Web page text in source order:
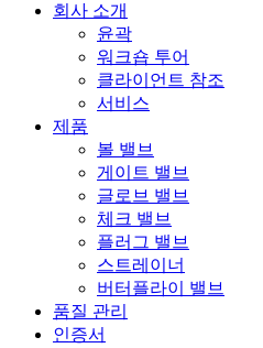
회사 소개
윤곽
워크숍 투어
클라이언트 참조
서비스
제품
볼 밸브
게이트 밸브
글로브 밸브
체크 밸브
플러그 밸브
스트레이너
버터플라이 밸브
품질 관리
인증서